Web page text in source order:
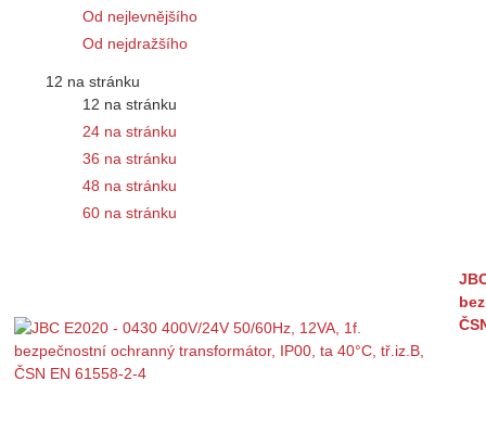
Od nejlevnějšího
Od nejdražšího
12 na stránku
12 na stránku
24 na stránku
36 na stránku
48 na stránku
60 na stránku